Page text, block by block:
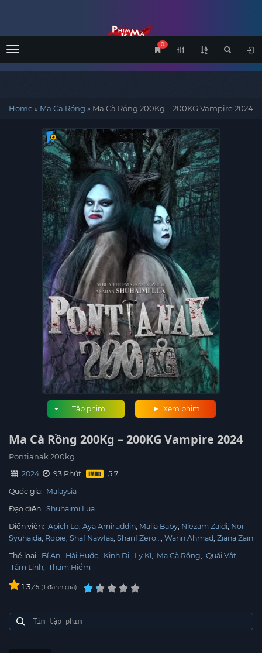
Menu
0
Home» Ma Cà Rồng » Ma Cà Rồng 200Kg – 200KG Vampire 2024
Xem phim
Tập phim
Ma Cà Rồng 200Kg – 200KG Vampire 2024
Pontianak 200kg
2024
93 Phút
Quốc gia: Malaysia
Đạo diễn: Shuhaimi Lua
Diễn viên: Apich Lo Aya Amiruddin Malia Baby Niezam Zaidi Nor
Syuhaida Ropie Shaf Nawfas Sharif Zero… Wann Ahmad Ziana Zain
Thể loại: Bí Ẩn, Hài Hước, Kinh Dị, Ly Kì, Ma Cà Rồng, Quái Vật,
Tâm Linh, Thám Hiểm
1.3/ 5 1 đánh giá